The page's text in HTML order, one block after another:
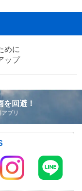
めに
ップ
を回避！
プリ